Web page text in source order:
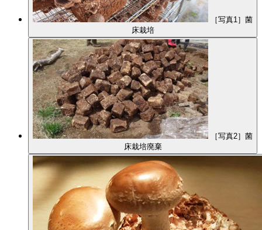
［写真1］菌
床栽培
［写真2］菌
床栽培廃棄